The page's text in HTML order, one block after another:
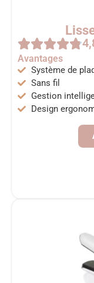
Avantages
Système de
Sans fil
Gestion
Design